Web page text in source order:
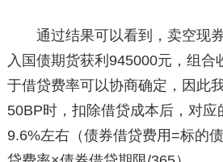
通过结果可以看到，卖空现券
入国债期货获利945000元，组合
于借贷费率可以协商确定，因此
50BP时，扣除借贷成本后，对应
9.6%左右（债券借贷费用=标的